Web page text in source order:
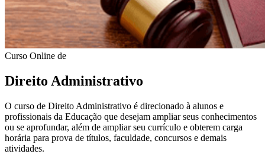
Curso Online de
Direito Administrativo
O curso de Direito Administrativo é direcionado à alunos e
profissionais da Educação que desejam ampliar seus conhecimentos
ou se aprofundar, além de ampliar seu currículo e obterem carga
horária para prova de títulos, faculdade, concursos e demais
atividades.